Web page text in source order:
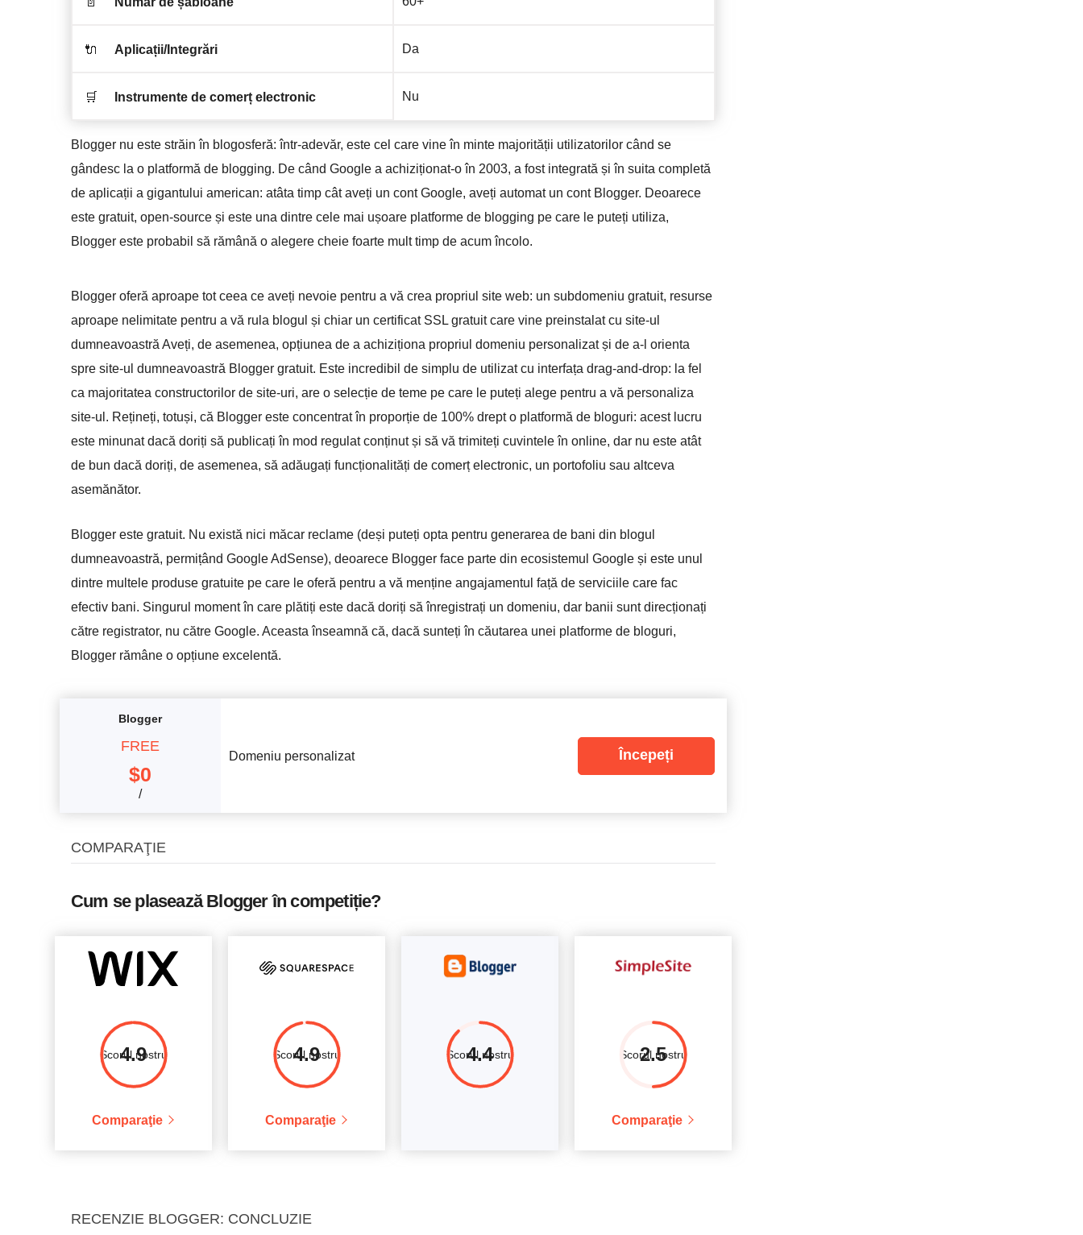
🔌 Aplicații/Integrări Da
🛒 Instrumente de comerț electronic Nu
Blogger nu este străin în blogosferă: într-adevăr, este cel care vine în minte majorității utilizatorilor când se
gândesc la o platformă de blogging. De când Google a achiziționat-o în 2003, a fost integrată și în suita completă
de aplicații a gigantului american: atâta timp cât aveți un cont Google, aveți automat un cont Blogger. Deoarece
este gratuit, open-source și este una dintre cele mai ușoare platforme de blogging pe care le puteți utiliza,
Blogger este probabil să rămână o alegere cheie foarte mult timp de acum încolo.
Blogger oferă aproape tot ceea ce aveți nevoie pentru a vă crea propriul site web: un subdomeniu gratuit, resurse
aproape nelimitate pentru a vă rula blogul și chiar un certificat SSL gratuit care vine preinstalat cu site-ul
dumneavoastră Aveți, de asemenea, opțiunea de a achiziționa propriul domeniu personalizat și de a-l orienta
spre site-ul dumneavoastră Blogger gratuit. Este incredibil de simplu de utilizat cu interfața drag-and-drop: la fel
ca majoritatea constructorilor de site-uri, are o selecție de teme pe care le puteți alege pentru a vă personaliza
site-ul. Rețineți, totuși, că Blogger este concentrat în proporție de 100% drept o platformă de bloguri: acest lucru
este minunat dacă doriți să publicați în mod regulat conținut și să vă trimiteți cuvintele în online, dar nu este atât
de bun dacă doriți, de asemenea, să adăugați funcționalități de comerț electronic, un portofoliu sau altceva
asemănător.
Blogger este gratuit. Nu există nici măcar reclame (deși puteți opta pentru generarea de bani din blogul
dumneavoastră, permițând Google AdSense), deoarece Blogger face parte din ecosistemul Google și este unul
dintre multele produse gratuite pe care le oferă pentru a vă menține angajamentul față de serviciile care fac
efectiv bani. Singurul moment în care plătiți este dacă doriți să înregistrați un domeniu, dar banii sunt direcționați
către registrator, nu către Google. Aceasta înseamnă că, dacă sunteți în căutarea unei platforme de bloguri,
Blogger rămâne o opțiune excelentă.
Blogger
FREE
$0
/
Domeniu personalizat Începeți
COMPARAŢIE
Cum se plasează Blogger în competiție?
Scorul nostru
4.9
Comparaţie
Scorul nostru
4.9
Comparaţie
Scorul nostru
4.4 Scorul nostru
2.5
Comparaţie
RECENZIE BLOGGER: CONCLUZIE